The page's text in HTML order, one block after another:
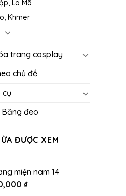
La Mã
Khmer
trang cosplay
chủ đề
cụ
đeo
ĐƯỢC XEM
miện nam 14
₫